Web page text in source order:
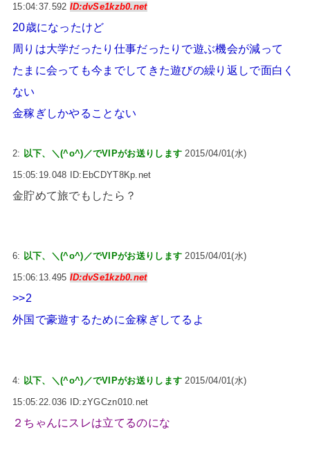
15:04:37.592 ID:dvSe1kzb0.net
20歳になったけど
周りは大学だったり仕事だったりで遊ぶ機会が減って
たまに会っても今までしてきた遊びの繰り返しで面白く
ない
金稼ぎしかやることない
2: 以下、＼(^o^)／でVIPがお送りします 2015/04/01(水)
15:05:19.048 ID:EbCDYT8Kp.net
金貯めて旅でもしたら？
6: 以下、＼(^o^)／でVIPがお送りします 2015/04/01(水)
15:06:13.495 ID:dvSe1kzb0.net
>>2
外国で豪遊するために金稼ぎしてるよ
4: 以下、＼(^o^)／でVIPがお送りします 2015/04/01(水)
15:05:22.036 ID:zYGCzn010.net
２ちゃんにスレは立てるのにな